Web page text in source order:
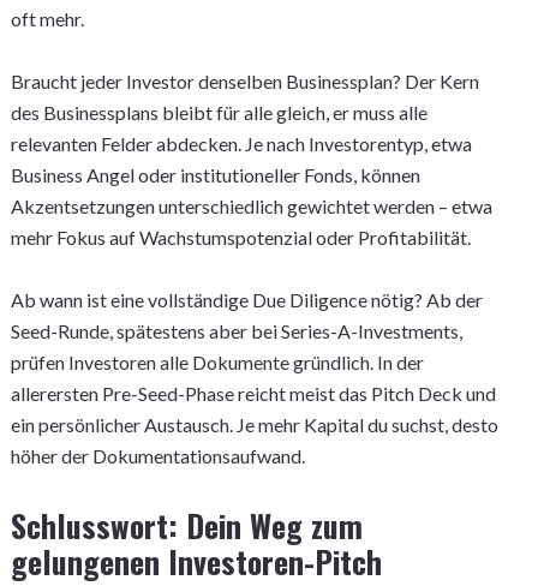
oft mehr.
Braucht jeder Investor denselben Businessplan? Der Kern
des Businessplans bleibt für alle gleich, er muss alle
relevanten Felder abdecken. Je nach Investorentyp, etwa
Business Angel oder institutioneller Fonds, können
Akzentsetzungen unterschiedlich gewichtet werden – etwa
mehr Fokus auf Wachstumspotenzial oder Profitabilität.
Ab wann ist eine vollständige Due Diligence nötig? Ab der
Seed-Runde, spätestens aber bei Series-A-Investments,
prüfen Investoren alle Dokumente gründlich. In der
allerersten Pre-Seed-Phase reicht meist das Pitch Deck und
ein persönlicher Austausch. Je mehr Kapital du suchst, desto
höher der Dokumentationsaufwand.
Schlusswort: Dein Weg zum
gelungenen Investoren-Pitch